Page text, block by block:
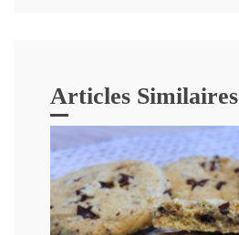
Articles Similaires